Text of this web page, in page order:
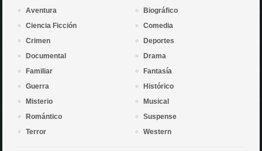
Aventura
Biográfico
Ciencia Ficción
Comedia
Crimen
Deportes
Documental
Drama
Familiar
Fantasía
Guerra
Histórico
Misterio
Musical
Romántico
Suspense
Terror
Western